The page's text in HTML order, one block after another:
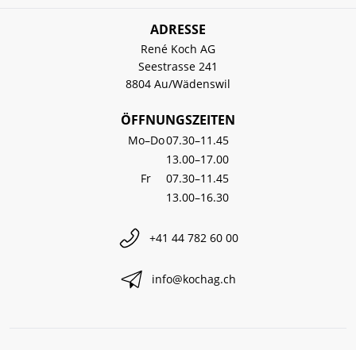
ADRESSE
René Koch AG
Seestrasse 241
8804 Au/Wädenswil
ÖFFNUNGSZEITEN
Mo–Do07.30–11.45
13.00–17.00
Fr
07.30–11.45
13.00–16.30
+41 44 782 60 00
info@kochag.ch